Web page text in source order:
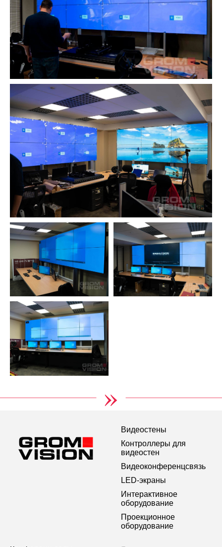
»
Видеостены
Контроллеры для
видеостен
Видеоконференцсвязь
LED-экраны
Интерактивное
оборудование
Проекционное
оборудование